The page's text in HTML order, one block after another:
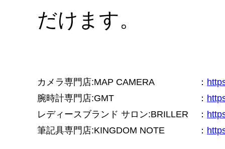
だけます。
カメラ専門店:MAP CAMERA ：
腕時計専門店:GMT
：
レディースブランド サロン:BRILLER
：
筆記具専門店:KINGDOM NOTE
：